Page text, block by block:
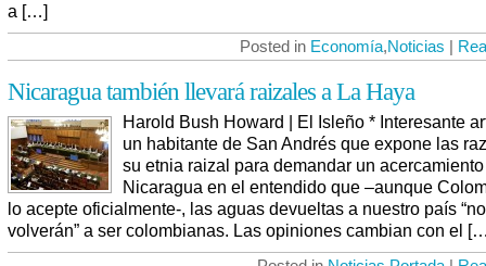
a […]
Posted in Economía,Noticias |
Nicaragua también llevará raizales a La Haya
Harold Bush Howard | El Isleño * Interesante
un habitante de San Andrés que expone las
su etnia raizal para demandar un
Nicaragua en el entendido que –aunque
lo acepte oficialmente-, las aguas devueltas a nuestro país “no
volverán” a ser colombianas. Las opiniones cambian con el